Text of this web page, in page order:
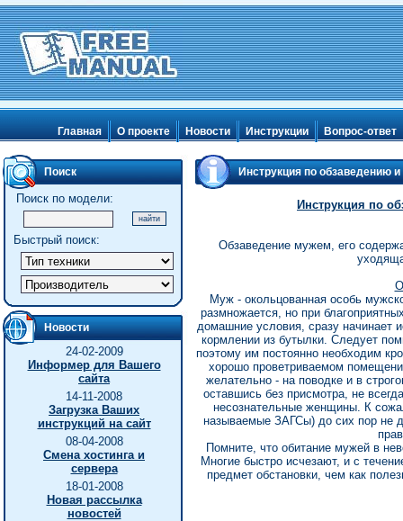
Главная О проекте Новости Инструкции Вопрос-ответ
Поиск
Поиск по модели:
Быстрый поиск:
Новости
24-02-2009
Информер для Вашего
сайта
14-11-2008
Загрузка Ваших
инструкций на сайт
08-04-2008
Смена хостинга и
сервера
18-01-2008
Новая рассылка
новостей
Инструкция по обзаведению
Инструкция по
Обзаведение мужем, его
Муж - окольцованная особь
размножается, но при
домашние условия, сразу начинает
кормлении из бутылки. Следует
поэтому им постоянно необходим
хорошо проветриваемом
желательно - на поводке и в
оставшись без присмотра, не
несознательные женщины. К
называемые ЗАГСы) до сих пор не
Помните, что обитание мужей в
Многие быстро исчезают, и с
предмет обстановки, чем как